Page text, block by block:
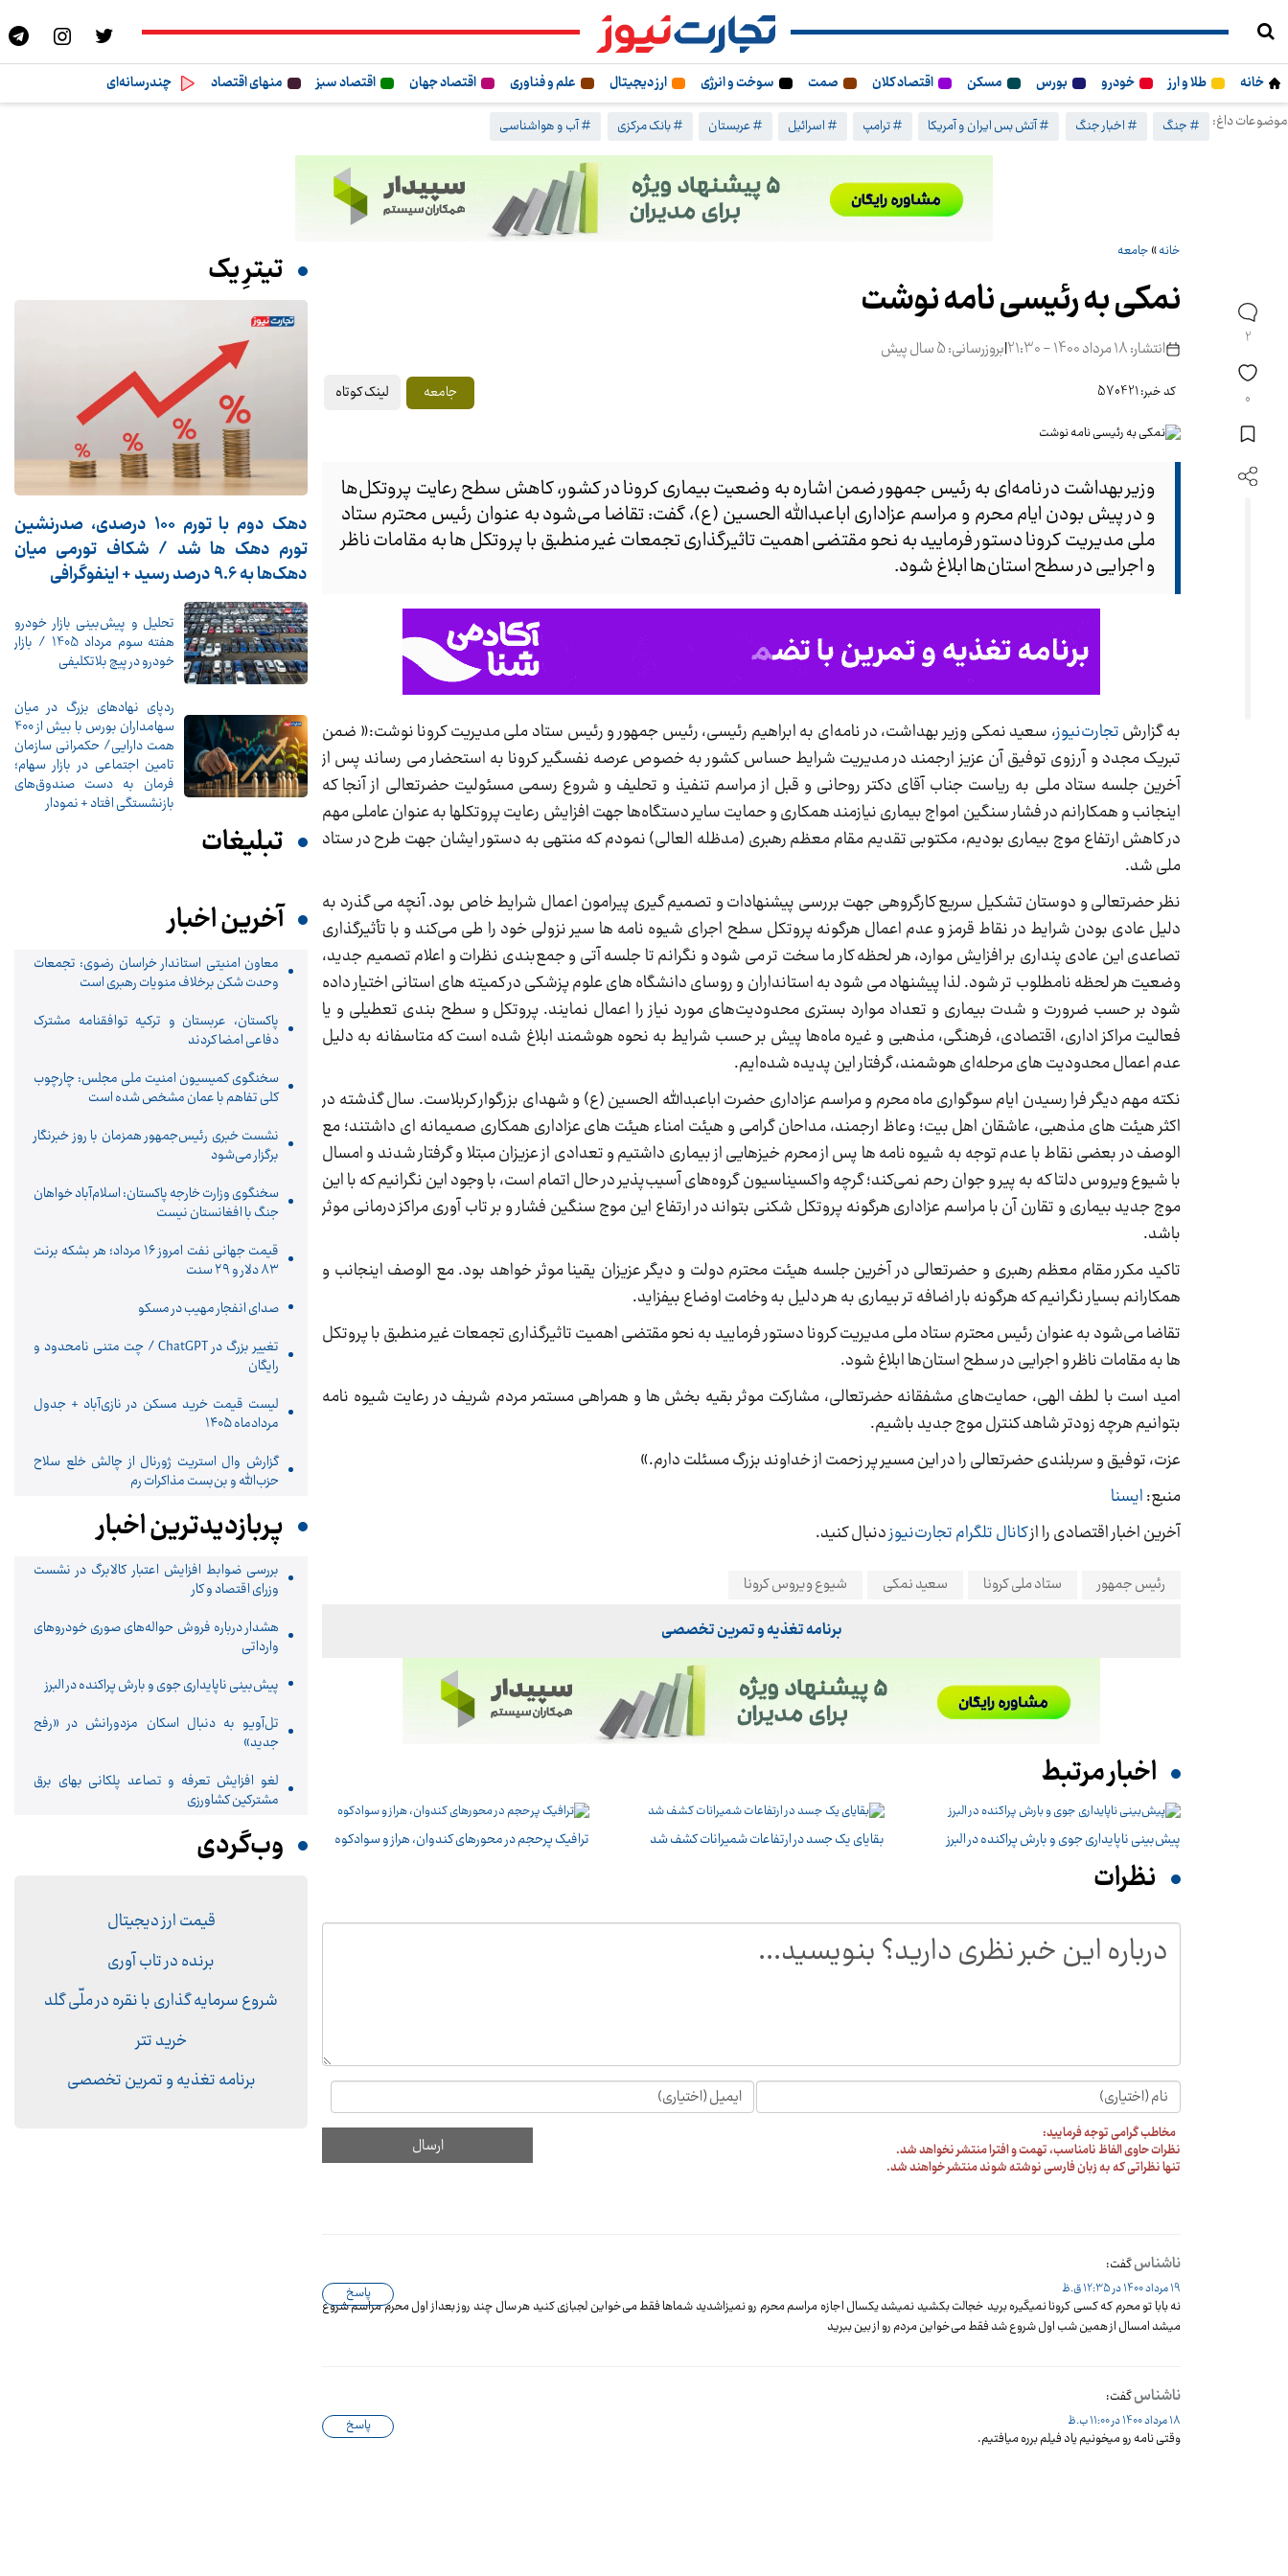
خانه طلا و ارز خودرو بورس مسکن اقتصاد کلان صمت سوخت و انرژی ارز دیجیتال علم و فناوری اقتصاد جهان اقتصاد سبز منهای اقتصاد
چندرسانه‌ای
موضوعات داغ:
# جنگ # اخبار جنگ # آتش بس ایران و آمریکا # ترامپ # اسرائیل # عربستان # بانک مرکزی # آب و هواشناسی
2
0
خانه» جامعه
نمکی به رئیسی نامه نوشت
انتشار: 18 مرداد 1400 - 21:30 |بروزرسانی: 5 سال پیش
کد خبر: 570421 جامعه لینک کوتاه
وزیر بهداشت در نامه‌ای به رئیس جمهور ضمن اشاره به وضعیت بیماری کرونا در کشور، کاهش سطح رعایت پروتکل‌ها
و در پیش بودن ایام محرم و مراسم عزاداری اباعبدالله الحسین (ع)، گفت: تقاضا می‌شود به عنوان رئیس محترم ستاد
ملی مدیریت کرونا دستور فرمایید به نحو مقتضی اهمیت تاثیرگذاری تجمعات غیر منطبق با پروتکل ها به مقامات ناظر
و اجرایی در سطح استان‌ها ابلاغ شود.
به گزارشتجارت‌نیوز، سعید نمکی وزیر بهداشت، در نامه‌ای به ابراهیم رئیسی، رئیس جمهور و رئیس ستاد ملی مدیریت کرونا نوشت:« ضمن
تبریک مجدد و آرزوی توفیق آن عزیز ارجمند در مدیریت شرایط حساس کشور به خصوص عرصه نفسگیر کرونا به استحضار می رساند پس از
آخرین جلسه ستاد ملی به ریاست جناب آقای دکتر روحانی و قبل از مراسم تنفیذ و تحلیف و شروع رسمی مسئولیت حضرتعالی از آنجا که
اینجانب و همکارانم در فشار سنگین امواج بیماری نیازمند همکاری و حمایت سایر دستگاه‌ها جهت افزایش رعایت پروتکلها به عنوان عاملی مهم
در کاهش ارتفاع موج بیماری بودیم، مکتوبی تقدیم مقام معظم رهبری (مدظله العالی) نمودم که منتهی به دستور ایشان جهت طرح در ستاد
ملی شد.
نظر حضرتعالی و دوستان تشکیل سریع کارگروهی جهت بررسی پیشنهادات و تصمیم گیری پیرامون اعمال شرایط خاص بود. آنچه می گذرد به
دلیل عادی بودن شرایط در نقاط قرمز و عدم اعمال هرگونه پروتکل سطح اجرای شیوه نامه ها سیر نزولی خود را طی می‌کند و با تأثیرگذاری
تصاعدی این عادی پنداری بر افزایش موارد، هر لحظه کار ما سخت تر می شود و نگرانم تا جلسه آتی و جمع‌بندی نظرات و اعلام تصمیم جدید،
وضعیت هر لحظه نامطلوب تر شود. لذا پیشنهاد می شود به استانداران و روسای دانشگاه های علوم پزشکی در کمیته های استانی اختیار داده
شود بر حسب ضرورت و شدت بیماری و تعداد موارد بستری محدودیت‌های مورد نیاز را اعمال نمایند. پروتکل و سطح بندی تعطیلی و یا
فعالیت مراکز اداری، اقتصادی، فرهنگی، مذهبی و غیره ماه‌ها پیش بر حسب شرایط به نحوه هوشمند ابلاغ شده است که متاسفانه به دلیل
عدم اعمال محدودیت های مرحله‌ای هوشمند، گرفتار این پدیده شده‌ایم.
نکته مهم دیگر فرا رسیدن ایام سوگواری ماه محرم و مراسم عزاداری حضرت اباعبدالله الحسین (ع) و شهدای بزرگوار کربلاست. سال گذشته در
اکثر هیئت های مذهبی، عاشقان اهل بیت؛ وعاظ ارجمند، مداحان گرامی و هیئت امناء هیئت های عزاداری همکاری صمیمانه ای داشتند؛ مع
الوصف در بعضی نقاط با عدم توجه به شیوه نامه ها پس از محرم خیزهایی از بیماری داشتیم و تعدادی از عزیزان مبتلا و گرفتار شدند و امسال
با شیوع ویروس دلتا که به پیر و جوان رحم نمی‌کند؛ گرچه واکسیناسیون گروه‌های آسیب‌پذیر در حال اتمام است، با وجود این نگرانیم که با این
موج جدید بیماری و تقارن آن با مراسم عزاداری هرگونه پروتکل شکنی بتواند در ارتفاع این موج سنگین فشار و بر تاب آوری مراکز درمانی موثر
باشد.
تاکید مکرر مقام معظم رهبری و حضرتعالی در آخرین جلسه هیئت محترم دولت و دیگر عزیزان یقینا موثر خواهد بود. مع الوصف اینجانب و
همکارانم بسیار نگرانیم که هرگونه بار اضافه تر بیماری به هر دلیل به وخامت اوضاع بیفزاید.
تقاضا می‌شود به عنوان رئیس محترم ستاد ملی مدیریت کرونا دستور فرمایید به نحو مقتضی اهمیت تاثیرگذاری تجمعات غیر منطبق با پروتکل
ها به مقامات ناظر و اجرایی در سطح استان‌ها ابلاغ شود.
امید است با لطف الهی، حمایت‌های مشفقانه حضرتعالی، مشارکت موثر بقیه بخش ها و همراهی مستمر مردم شریف در رعایت شیوه نامه
بتوانیم هرچه زودتر شاهد کنترل موج جدید باشیم.
عزت، توفیق و سربلندی حضرتعالی را در این مسیر پر زحمت از خداوند بزرگ مسئلت دارم.»
منبع:ایسنا
آخرین اخبار اقتصادی را ازکانال تلگرام تجارت‌نیوزدنبال کنید.
رئیس جمهور ستاد ملی کرونا سعید نمکی شیوع ویروس کرونا
برنامه تغذیه و تمرین تخصصی
اخبار مرتبط
پیش‌بینی ناپایداری جوی و بارش پراکنده در البرز بقایای یک جسد در ارتفاعات شمیرانات کشف شد ترافیک پرحجم در محورهای کندوان، هراز و سوادکوه
نظرات
مخاطب گرامی توجه فرمایید:
نظرات حاوی الفاظ نامناسب، تهمت و افترا منتشر نخواهد شد.
تنها نظراتی که به زبان فارسی نوشته شوند منتشر خواهند شد.
ناشناسگفت:
19 مرداد 1400 در 12:35 ق.ظ
نه بابا تو محرم که کسی کرونا نمیگیره برید خجالت بکشید نمیشد یکسال اجازه مراسم محرم رو نمیزاشدید شماها فقط می‌خواین لجبازی کنید هر سال چند روز بعداز اول محرم مراسم شروع
میشد امسال از همین شب اول شروع شد فقط می‌خواین مردم رو از بین ببرید
پاسخ
ناشناسگفت:
18 مرداد 1400 در 11:00 ب.ظ
وقتی نامه رو میخونیم یاد فیلم برره میافتیم.
پاسخ
تیترِ یک
دهک دوم با تورم 100 درصدی، صدرنشین
تورم دهک ها شد / شکاف تورمی میان
دهک‌ها به 9.6 درصد رسید + اینفوگرافی
تحلیل و پیش‌بینی بازار خودرو
هفته سوم مرداد 1405 / بازار
خودرو در پیچ بلاتکلیفی
ردپای نهادهای بزرگ در میان
سهامداران بورس با بیش از 400
همت دارایی/ حکمرانی سازمان
تامین اجتماعی در بازار سهام؛
فرمان به دست صندوق‌های
بازنشستگی افتاد + نمودار
تبلیغات
آخرین اخبار
معاون امنیتی استاندار خراسان رضوی: تجمعات
وحدت شکن برخلاف منویات رهبری است
پاکستان، عربستان و ترکیه توافقنامه مشترک
دفاعی امضا کردند
سخنگوی کمیسیون امنیت ملی مجلس: چارچوب
کلی تفاهم با عمان مشخص شده است
نشست خبری رئیس‌جمهور همزمان با روز خبرنگار
برگزار می‌شود
سخنگوی وزارت خارجه پاکستان: اسلام‌آباد خواهان
جنگ با افغانستان نیست
قیمت جهانی نفت امروز ۱۶ مرداد؛ هر بشکه برنت
۸۳ دلار و ۲۹ سنت
صدای انفجار مهیب در مسکو
تغییر بزرگ در ChatGPT / چت متنی نامحدود و
رایگان
لیست قیمت خرید مسکن در نازی‌آباد + جدول
مردادماه ۱۴۰۵
گزارش وال استریت ژورنال از چالش خلع سلاح
حزب‌الله و بن‌بست مذاکرات رم
پربازدیدترین اخبار
بررسی ضوابط افزایش اعتبار کالابرگ در نشست
وزرای اقتصاد و کار
هشدار درباره فروش حواله‌های صوری خودروهای
وارداتی
پیش‌بینی ناپایداری جوی و بارش پراکنده در البرز
تل‌آویو به دنبال اسکان مزدورانش در «رفح
جدید»
لغو افزایش تعرفه و تصاعد پلکانی بهای برق
مشترکین کشاورزی
وب‌گردی
قیمت ارز دیجیتال
برنده در تاب آوری
شروع سرمایه گذاری با نقره در ملّی گلد
خرید تتر
برنامه تغذیه و تمرین تخصصی